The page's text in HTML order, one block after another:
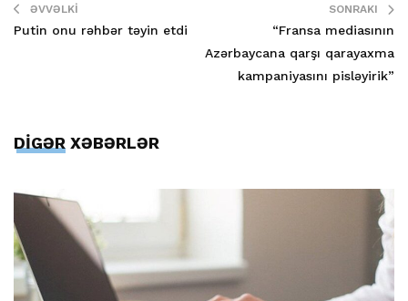
ƏVVƏLKI
Putin onu rəhbər təyin etdi
SONRAKI
“Fransa mediasının
Azərbaycana qarşı qarayaxma
kampaniyasını pisləyirik”
DİGƏR XƏBƏRLƏR